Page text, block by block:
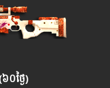
០ថ្ងៃ)